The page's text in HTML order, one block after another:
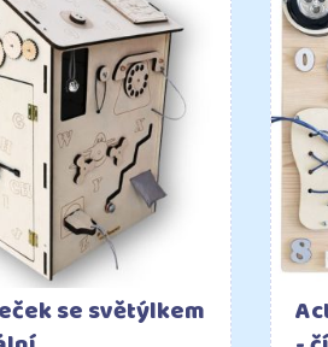
se světýlkem